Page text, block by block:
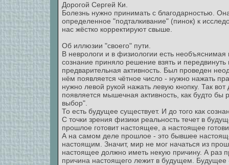
Дорогой Сергей Ки.
Болезнь нужно принимать с благодарностью.
определенное "подталкивание" (пинок) к
нас жёстко корректируют свыше.
Об иллюзии "своего" пути.
В неврологи и в физиологии есть
сознание приняло решение взять и
предварительная активность. Был проведен
нём появляется чётное число - нужно нажать
нужно левой рукой нажать левую кнопку. Так
появляется мышечная активность, как будто
выбор".
То есть будущее существует. И до того как
С точки зрения физики реальность течет в
прошлое готовит настоящее, а настоящее
А на самом деле прошлое - это бывшее
настоящим. Значит, мир не мог начаться из
настоящее должно иметь некую причину. А раз
причина настоящего лежит в будущем. Будущее